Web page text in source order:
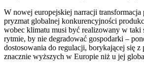
W nowej europejskiej narracji transformacja
pryzmat globalnej konkurencyjności
wobec klimatu musi być realizowany w taki
rytmie, by nie degradować gospodarki –
dostosowania do regulacji, borykającej się z
znacznie wyższych w Europie niż u jej